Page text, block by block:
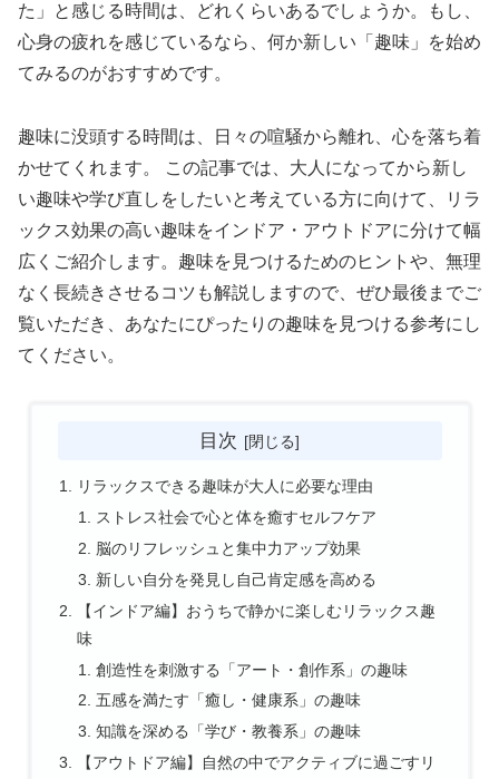
た」と感じる時間は、どれくらいあるでしょうか。もし、
心身の疲れを感じているなら、何か新しい「趣味」を始め
てみるのがおすすめです。
趣味に没頭する時間は、日々の喧騒から離れ、心を落ち着
かせてくれます。 この記事では、大人になってから新し
い趣味や学び直しをしたいと考えている方に向けて、リラ
ックス効果の高い趣味をインドア・アウトドアに分けて幅
広くご紹介します。趣味を見つけるためのヒントや、無理
なく長続きさせるコツも解説しますので、ぜひ最後までご
覧いただき、あなたにぴったりの趣味を見つける参考にし
てください。
目次
リラックスできる趣味が大人に必要な理由
ストレス社会で心と体を癒すセルフケア
脳のリフレッシュと集中力アップ効果
新しい自分を発見し自己肯定感を高める
【インドア編】おうちで静かに楽しむリラックス趣
味
創造性を刺激する「アート・創作系」の趣味
五感を満たす「癒し・健康系」の趣味
知識を深める「学び・教養系」の趣味
【アウトドア編】自然の中でアクティブに過ごすリ